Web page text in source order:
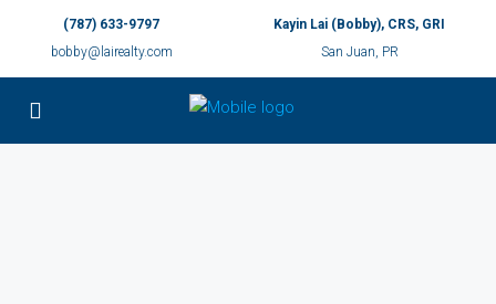
(787) 633-9797
bobby@lairealty.com
Kayin Lai (Bobby), CRS, GRI
San Juan, PR